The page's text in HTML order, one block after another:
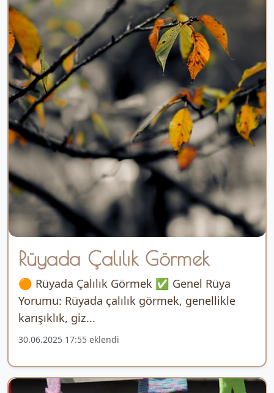
Rüyada Çalılık Görmek
🟠 Rüyada Çalılık Görmek ✅ Genel Rüya
Yorumu: Rüyada çalılık görmek, genellikle
karışıklık, giz...
30.06.2025 17:55 eklendi